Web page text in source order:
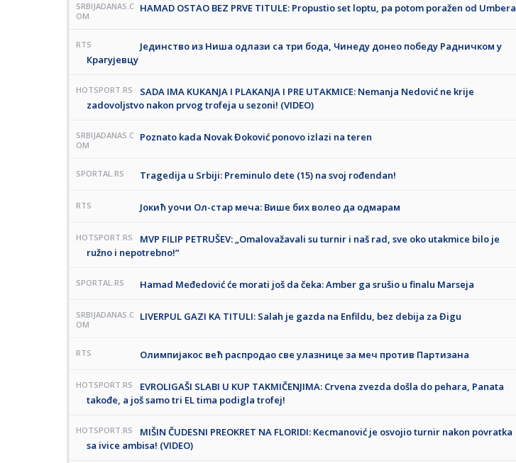
SRBIJADANAS.C
OM
HAMAD OSTAO BEZ PRVE TITULE: Propustio set loptu, pa potom poražen od Umbera
RTS
Јединство из Ниша одлази са три бода, Чинеду донео победу Радничком у
Крагујевцу
HOTSPORT.RS
SADA IMA KUKANJA I PLAKANJA I PRE UTAKMICE: Nemanja Nedović ne krije
zadovoljstvo nakon prvog trofeja u sezoni! (VIDEO)
SRBIJADANAS.C
OM
Poznato kada Novak Đoković ponovo izlazi na teren
SPORTAL.RS Tragedija u Srbiji: Preminulo dete (15) na svoj rođendan!
RTS Јокић уочи Ол-стар меча: Више бих волео да одмарам
HOTSPORT.RS
MVP FILIP PETRUŠEV: „Omalovažavali su turnir i naš rad, sve oko utakmice bilo je
ružno i nepotrebno!“
SPORTAL.RS Hamad Međedović će morati još da čeka: Amber ga srušio u finalu Marseja
SRBIJADANAS.C
OM
LIVERPUL GAZI KA TITULI: Salah je gazda na Enfildu, bez debija za Đigu
RTS Олимпијакос већ распродао све улазнице за меч против Партизана
HOTSPORT.RS
EVROLIGAŠI SLABI U KUP TAKMIČENJIMA: Crvena zvezda došla do pehara, Panata
takođe, a još samo tri EL tima podigla trofej!
HOTSPORT.RS
MIŠIN ČUDESNI PREOKRET NA FLORIDI: Kecmanović je osvojio turnir nakon povratka
sa ivice ambisa! (VIDEO)